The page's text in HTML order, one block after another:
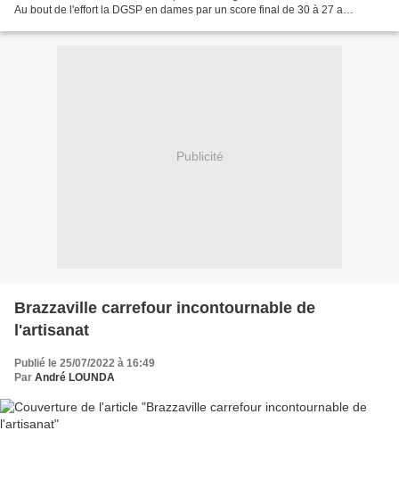
Au bout de l'effort la DGSP en dames par un score final de 30 à 27 a
Publicité
Brazzaville carrefour incontournable de
l'artisanat
Publié le 25/07/2022 à 16:49
Par André LOUNDA